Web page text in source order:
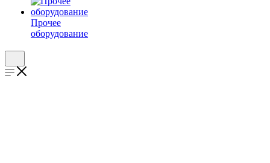
Прочее
оборудование